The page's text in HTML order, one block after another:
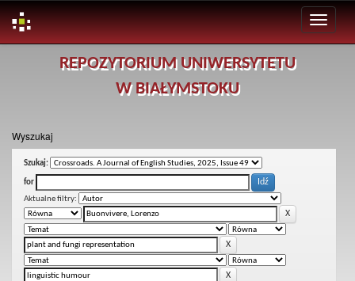
REPOZYTORIUM UNIWERSYTETU
W BIAŁYMSTOKU
Wyszukaj
Szukaj:
for
Aktualne filtry: